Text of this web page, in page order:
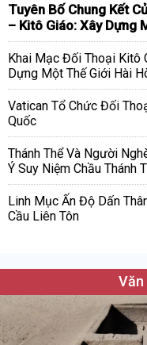
Tuyên Bố Chung Kết
– Kitô Giáo: Xây Dựng
Khai Mạc Đối Thoại Kitô
Dựng Một Thế Giới Hài
Vatican Tổ Chức Đối
Quốc
Thánh Thể Và Người
Ý Suy Niệm Chầu Thánh
Linh Mục Ấn Độ Dấn
Cầu Liên Tôn
Văn